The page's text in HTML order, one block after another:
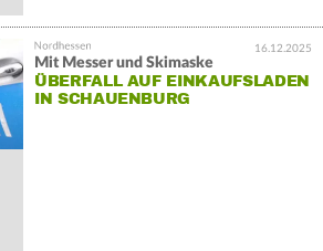
16.12.2025
Mit Messer und Skimaske
ÜBERFALL AUF EINKAUFSLADEN
IN SCHAUENBURG